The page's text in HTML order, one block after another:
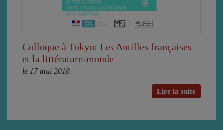
Colloque à Tokyo: Les Antilles françaises
et la littérature-monde
le 17 mai 2018
Lire la suite